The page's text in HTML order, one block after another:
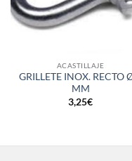
ACASTILLAJE
GRILLETE INOX. RECTO
MM
3,25€